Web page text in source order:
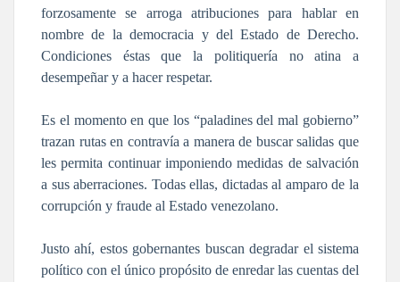
forzosamente se arroga atribuciones para hablar en
nombre de la democracia y del Estado de Derecho.
Condiciones éstas que la politiquería no atina a
desempeñar y a hacer respetar.
Es el momento en que los “paladines del mal gobierno”
trazan rutas en contravía a manera de buscar salidas que
les permita continuar imponiendo medidas de salvación
a sus aberraciones. Todas ellas, dictadas al amparo de la
corrupción y fraude al Estado venezolano.
Justo ahí, estos gobernantes buscan degradar el sistema
político con el único propósito de enredar las cuentas del